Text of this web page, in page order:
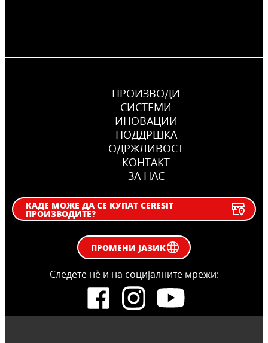
ПРОИЗВОДИ
СИСТЕМИ
ИНОВАЦИИ
ПОДДРШКА
OДРЖЛИВОСТ
КОНТАКТ
ЗА НАС
КАДЕ МОЖЕ ДА СЕ КУПАТ CERESIT
ПРОИЗВОДИТЕ?
ПРОМЕНИ ЈАЗИК
Следете нѐ и на социјалните мрежи: